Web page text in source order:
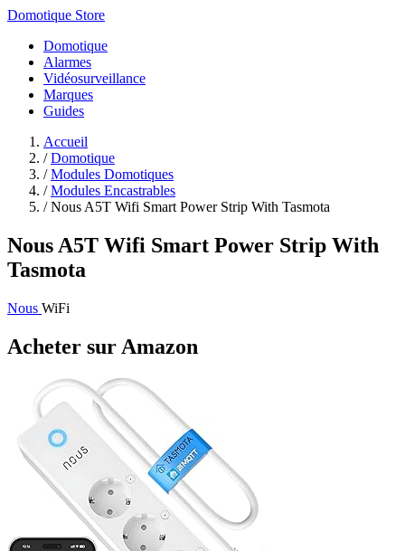
Domotique Store
Domotique
Alarmes
Vidéosurveillance
Marques
Guides
Accueil
/ Domotique
/ Modules Domotiques
/ Modules Encastrables
/ Nous A5T Wifi Smart Power Strip With Tasmota
Nous A5T Wifi Smart Power Strip With
Tasmota
Nous WiFi
Acheter sur Amazon